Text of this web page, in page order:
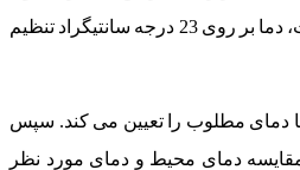
توجه به فصل کاری ترموستات، دما بر روی 23 درجه سانتیگراد تنظیم
دمای مطلوب را تعیین می کند. سپس
مقایسه دمای محیط و دمای مورد نظر